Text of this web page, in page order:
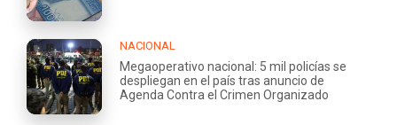
NACIONAL
Megaoperativo nacional: 5 mil policías se
despliegan en el país tras anuncio de
Agenda Contra el Crimen Organizado